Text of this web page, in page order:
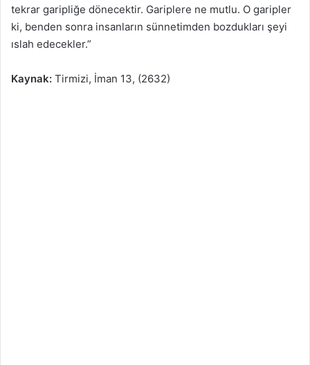
tekrar garipliğe dönecektir. Gariplere ne mutlu. O garipler
ki, benden sonra insanların sünnetimden bozdukları şeyi
ıslah edecekler.”
Kaynak: Tirmizi, İman 13, (2632)